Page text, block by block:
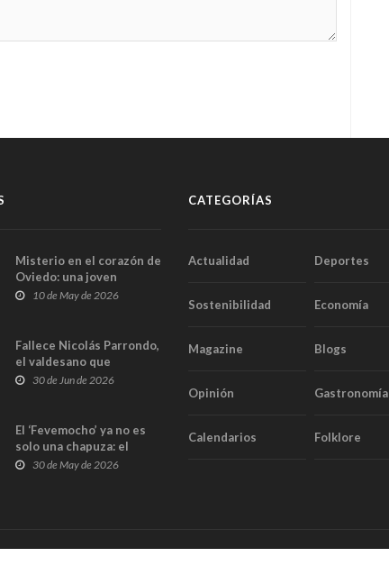
Misterio en el corazón de
Oviedo: una joven
aparece muerta dentro
captan sus últimos
minutos
10 de May de 2026
Fallece Nicolás Parrondo,
el valdesano que
convirtió Casa Parrondo
30 de Jun de 2026
El ‘Fevemocho’ ya no es
solo una chapuza: el
Tribunal de Cuentas cifra
30 de May de 2026
CATEGORÍAS
Actualidad Deportes
Sostenibilidad Economía
Magazine Blogs
Opinión Gastronomía
Calendarios Folklore